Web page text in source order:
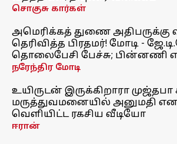
சொகுசு கார்கள்
அமெரிக்கத் துணை அதிபருக்கு
தெரிவித்த பிரதமர்! மோடி -
தொலைபேசி பேச்சு; பின்னணி
நரேந்திர மோடி
உயிருடன் இருக்கிறாரா முஜ்தபா
மருத்துவமனையில் அனுமதி
வெளியிட்ட ரகசிய வீடியோ
ஈரான்